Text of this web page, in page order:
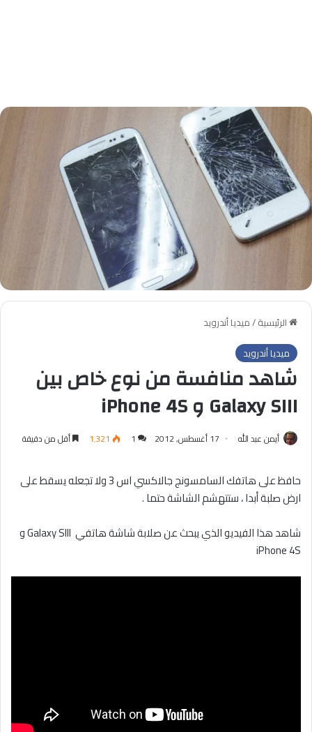
الرئيسية/ميديا أندرويد
ميديا أندرويد
شاهد منافسة من نوع خاص بين
Galaxy SIII و iPhone 4S
أيمن عبد الله 17 أغسطس, 2012 1 1٬321 أقل من دقيقة
حافظ على هاتفك السامسونج جالاكسي اس 3 ولا تجعله يسقط على
ارض صلبة أبدا ، ستتهشم الشاشة حتما .
شاهد هذا الفيديو الذي يبحث عن صلابة شاشة هاتفي Galaxy SIII و
iPhone 4S